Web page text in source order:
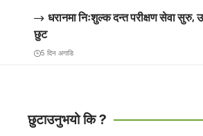
धरानमा निःशुल्क दन्त परीक्षण सेवा सुरु,
छुट
5 दिन अगाडि
छुटाउनुभयो कि ?